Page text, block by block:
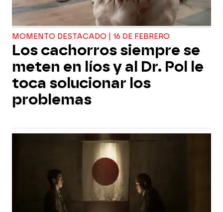
MOMENTO DESTACADO | 16 DE FEBRERO
Los cachorros siempre se
meten en líos y al Dr. Pol le
toca solucionar los
problemas